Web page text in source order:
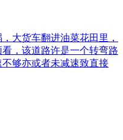
大货车翻进油菜花田里，
，该道路许是一个转弯路
够亦或者未减速致直接